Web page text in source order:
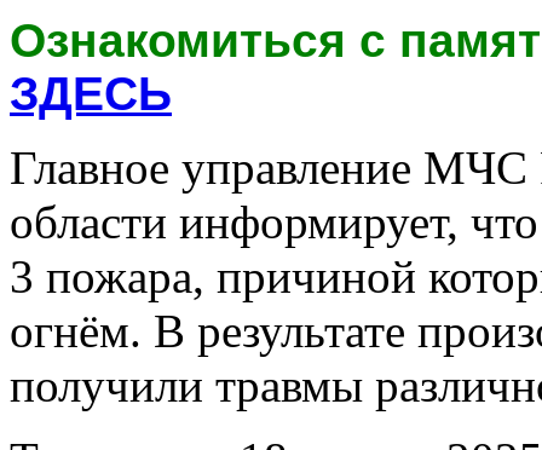
Ознакомиться с
ЗДЕСЬ
Главное управление
области информирует,
3 пожара, причиной
огнём. В результате
получили травмы